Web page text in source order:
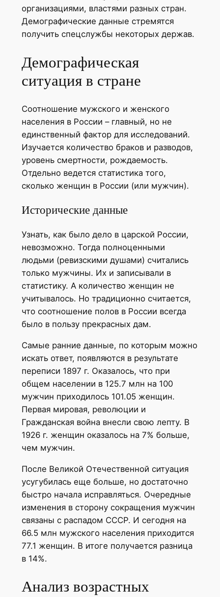
организациями, властями разных стран.
Демографические данные стремятся
получить спецслужбы некоторых держав.
Демографическая
ситуация в стране
Соотношение мужского и женского
населения в России – главный, но не
единственный фактор для исследований.
Изучается количество браков и разводов,
уровень смертности, рождаемость.
Отдельно ведется статистика того,
сколько женщин в России (или мужчин).
Исторические данные
Узнать, как было дело в царской России,
невозможно. Тогда полноценными
людьми (ревизскими душами) считались
только мужчины. Их и записывали в
статистику. А количество женщин не
учитывалось. Но традиционно считается,
что соотношение полов в России всегда
было в пользу прекрасных дам.
Самые ранние данные, по которым можно
искать ответ, появляются в результате
переписи 1897 г. Оказалось, что при
общем населении в 125.7 млн на 100
мужчин приходилось 101.05 женщин.
Первая мировая, революции и
Гражданская война внесли свою лепту. В
1926 г. женщин оказалось на 7% больше,
чем мужчин.
После Великой Отечественной ситуация
усугубилась еще больше, но достаточно
быстро начала исправляться. Очередные
изменения в сторону сокращения мужчин
связаны с распадом СССР. И сегодня на
66.5 млн мужского населения приходится
77.1 женщин. В итоге получается разница
в 14%.
Анализ возрастных